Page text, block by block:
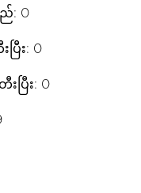
: 0
ြီး: 0
ပြီး: 0